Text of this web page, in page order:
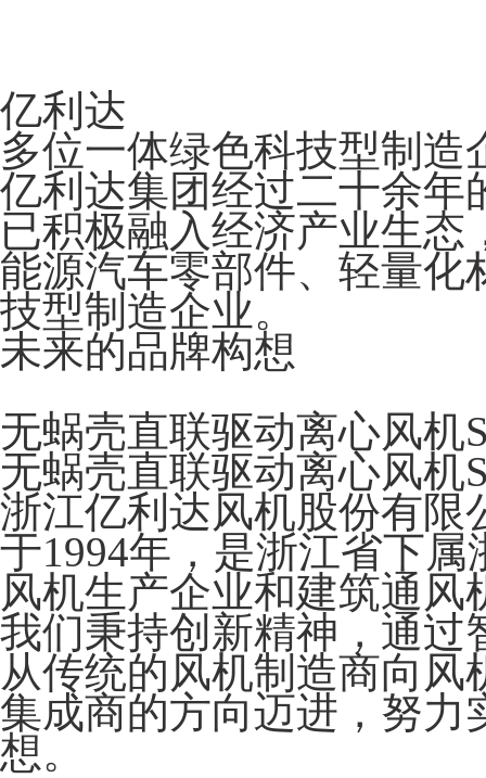
亿利达
多位一体绿色科技型制造
亿利达集团经过二十余年
已积极融入经济产业生
能源汽车零部件、轻量
技型制造企业。
未来的品牌构想
无蜗壳直联驱动离心风机
无蜗壳直联驱动离心风机
浙江亿利达风机股份有限
于1994年，是浙江省下
风机生产企业和建筑通
我们秉持创新精神，通过
从传统的风机制造商向
集成商的方向迈进，努力
想。